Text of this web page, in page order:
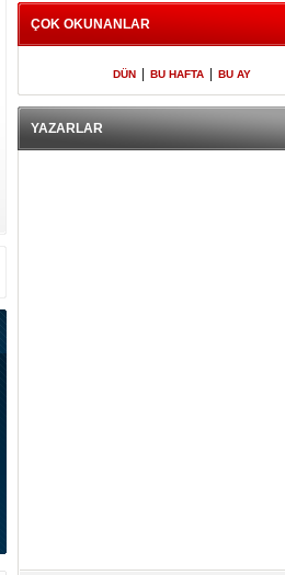
ÇOK OKUNANLAR
DÜN BU HAFTA BU AY
YAZARLAR